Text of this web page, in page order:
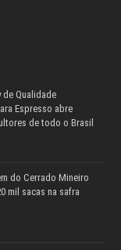
de Qualidade
Espresso abre
de todo o Brasil
do Cerrado Mineiro
mil sacas na safra